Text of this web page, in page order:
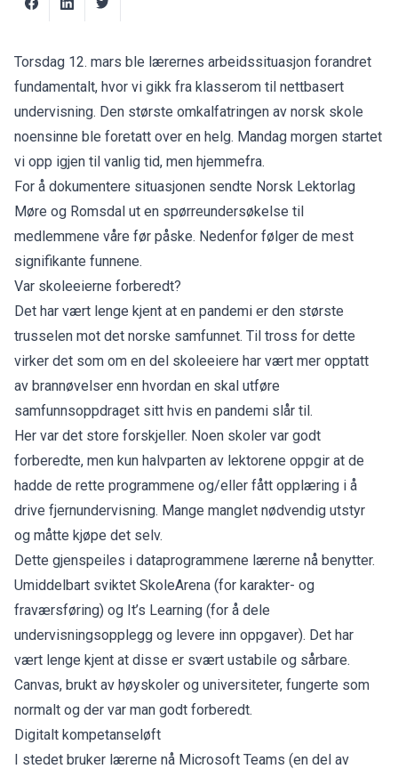
Torsdag 12. mars ble lærernes arbeidssituasjon forandret
fundamentalt, hvor vi gikk fra klasserom til nettbasert
undervisning. Den største omkalfatringen av norsk skole
noensinne ble foretatt over en helg. Mandag morgen startet
vi opp igjen til vanlig tid, men hjemmefra.
For å dokumentere situasjonen sendte Norsk Lektorlag
Møre og Romsdal ut en spørreundersøkelse til
medlemmene våre før påske. Nedenfor følger de mest
signifikante funnene.
Var skoleeierne forberedt?
Det har vært lenge kjent at en pandemi er den største
trusselen mot det norske samfunnet. Til tross for dette
virker det som om en del skoleeiere har vært mer opptatt
av brannøvelser enn hvordan en skal utføre
samfunnsoppdraget sitt hvis en pandemi slår til.
Her var det store forskjeller. Noen skoler var godt
forberedte, men kun halvparten av lektorene oppgir at de
hadde de rette programmene og/eller fått opplæring i å
drive fjernundervisning. Mange manglet nødvendig utstyr
og måtte kjøpe det selv.
Dette gjenspeiles i dataprogrammene lærerne nå benytter.
Umiddelbart sviktet SkoleArena (for karakter- og
fraværsføring) og It’s Learning (for å dele
undervisningsopplegg og levere inn oppgaver). Det har
vært lenge kjent at disse er svært ustabile og sårbare.
Canvas, brukt av høyskoler og universiteter, fungerte som
normalt og der var man godt forberedt.
Digitalt kompetanseløft
I stedet bruker lærerne nå Microsoft Teams (en del av